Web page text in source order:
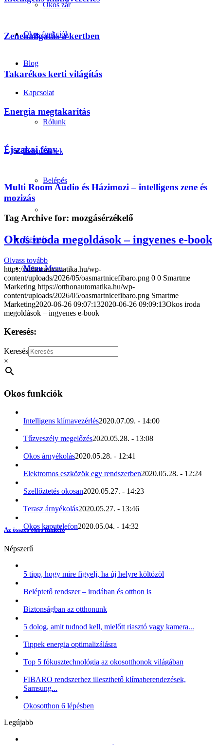
Okos zár
Okos funkciók
Blog
Kapcsolat
Rólunk
Telepítőknek
Belépés
Keresés
Menu Menu
Zenehallgatás a kertben
Takarékos kerti világítás
Energia megtakarítás
Éjszakai fény
Multi Room Audio és Házimozi – intelligens zene és
mozizás
Tag Archive for: mozgásérzékelő
Okos iroda megoldások – ingyenes e-book
Olvass tovább
https://otthonautomatika.hu/wp-
content/uploads/2026/05/oasmartnicefibaro.png 0 0 Smartme
Marketing https://otthonautomatika.hu/wp-
content/uploads/2026/05/oasmartnicefibaro.png Smartme
Marketing2020-06-26 09:07:132020-06-26 09:09:13Okos iroda
megoldások – ingyenes e-book
Keresés:
Keresés
×
Okos funkciók
Intelligens klímavezérlés2020.07.09. - 14:00
Tűzveszély megelőzés2020.05.28. - 13:08
Okos árnyékolás2020.05.28. - 12:41
Elektromos eszközök egy rendszerben2020.05.28. - 12:24
Szellőztetés okosan2020.05.27. - 14:23
Terasz árnyékolás2020.05.27. - 13:46
Okos kaputelefon2020.05.04. - 14:32
Az összes okos funkció
Népszerű
5 tipp, hogy mire figyelj, ha új helyre költözöl
Beléptető rendszer – irodában és otthon is
Biztonságban az otthonunk
5 dolog, amit tudnod kell, mielőtt riasztó vagy kamera...
Tippek energia optimalizálásra
Top 5 fókusztechnológia az okosotthonok világában
FIBARO rendszerhez illeszthető klímaberendezések,
Samsung...
Okosotthon 6 lépésben
Legújabb